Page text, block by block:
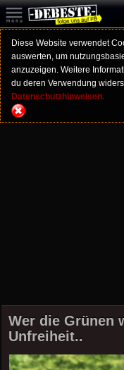
Diese Website verwendet
auswerten, um
anzuzeigen. Weitere
du deren Verwendung
Datenschutzhinweisen.
Wer die Grünen
Unfreiheit..